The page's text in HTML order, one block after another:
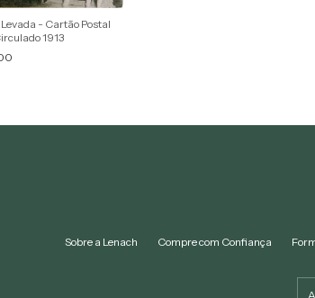
- Cartão Postal
1913
Sobre a Lenach Compre com Confiança